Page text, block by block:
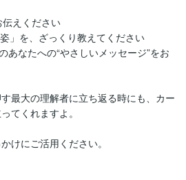
えください
」を、ざっくり教えてください
なたへの“やさしいメッセージ”をお
最大の理解者に立ち返る時にも、カー
てくれますよ。
けにご活用ください。